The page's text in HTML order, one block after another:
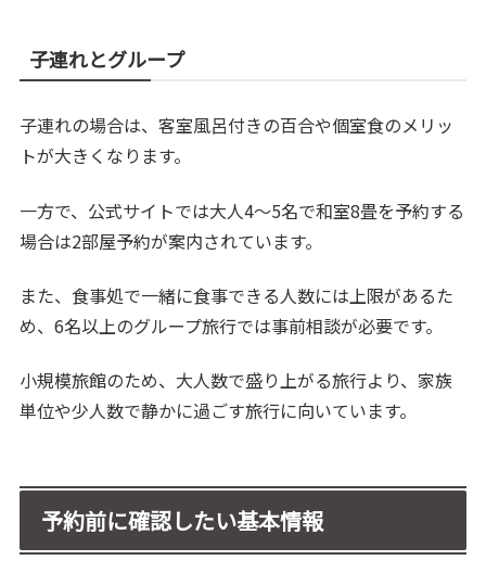
子連れとグループ
子連れの場合は、客室風呂付きの百合や個室食のメリッ
トが大きくなります。
一方で、公式サイトでは大人4〜5名で和室8畳を予約する
場合は2部屋予約が案内されています。
また、食事処で一緒に食事できる人数には上限があるた
め、6名以上のグループ旅行では事前相談が必要です。
小規模旅館のため、大人数で盛り上がる旅行より、家族
単位や少人数で静かに過ごす旅行に向いています。
予約前に確認したい基本情報